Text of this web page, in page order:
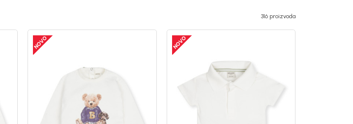
316 proizvoda